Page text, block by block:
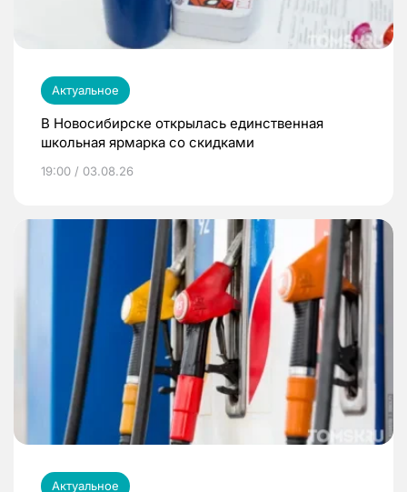
Актуальное
В Новосибирске открылась единственная
школьная ярмарка со скидками
19:00 / 03.08.26
Актуальное